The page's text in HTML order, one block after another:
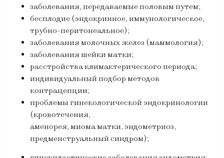
заболевания, передаваемые половым путем;
бесплодие (эндокринное, иммунологическое,
трубно-перитонеальное);
заболевания молочных желез (маммология);
заболевания шейки матки;
расстройства климактерического периода;
индивидуальный подбор методов
контрацепции;
проблемы гинекологической эндокринологии
(кровотечения,
аменорея, миома матки, эндометриоз,
предменструальный синдром);